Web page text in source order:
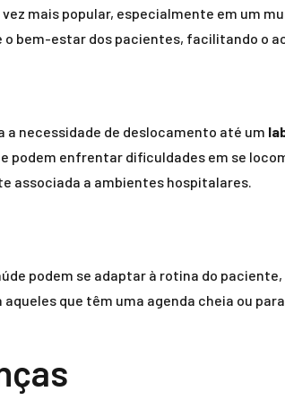
mais popular, especialmente em um
bem-estar dos pacientes, facilitando o
a necessidade de deslocamento até um
podem enfrentar dificuldades em se
associada a ambientes hospitalares.
podem se adaptar à rotina do
que têm uma agenda cheia ou